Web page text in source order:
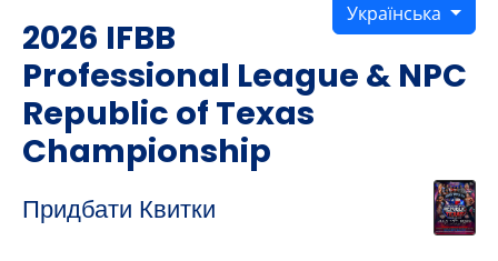
Українська
2026 IFBB
Professional League & NPC
Republic of Texas
Championship
Придбати Квитки